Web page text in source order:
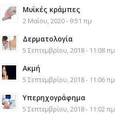
Μυϊκές κράμπες
2 Μαΐου, 2020 - 9:51 πμ
Δερματολογία
5 Σεπτεμβρίου, 2018 - 11:08 πμ
Ακμή
5 Σεπτεμβρίου, 2018 - 11:06 πμ
Υπερηχογράφημα
5 Σεπτεμβρίου, 2018 - 11:02 πμ